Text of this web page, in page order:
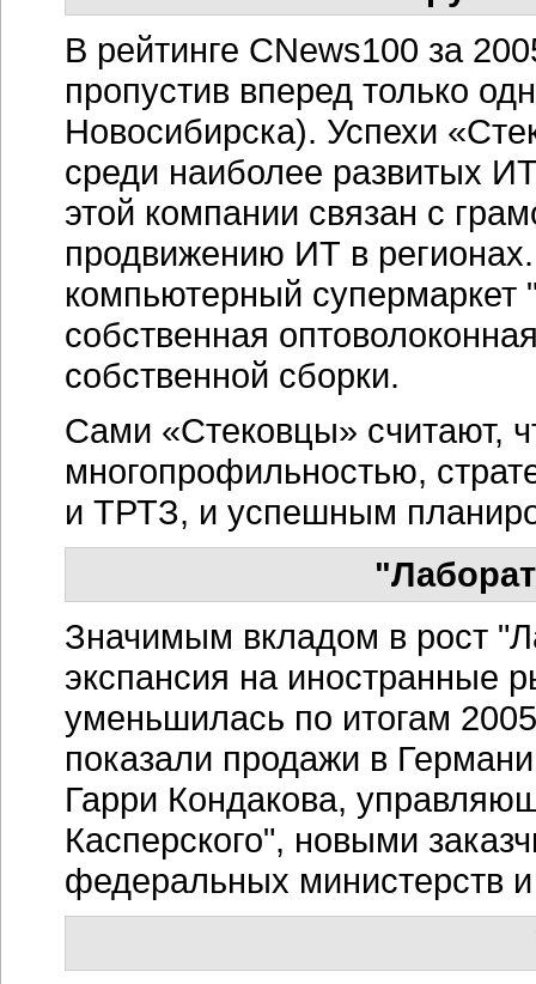
В рейтинге CNews100 за
пропустив вперед только
Новосибирска). Успехи
среди наиболее развитых
этой компании связан с
продвижению ИТ в
компьютерный супермаркет
собственная
собственной сборки.
Сами «Стековцы» считают,
многопрофильностью,
и ТРТЗ, и успешным
Значимым вкладом в рост
экспансия на иностранные
уменьшилась по итогам
показали продажи в
Гарри Кондакова,
Касперского", новыми
федеральных министерств